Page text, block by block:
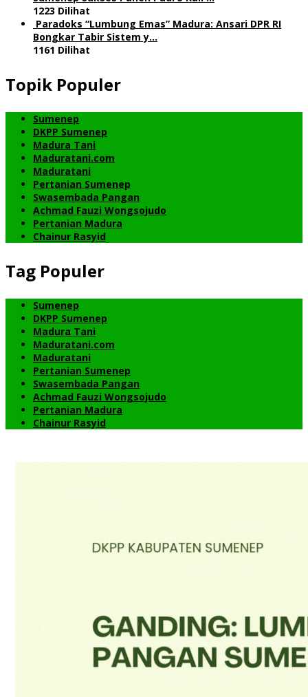
1223 Dilihat
Paradoks “Lumbung Emas” Madura: Ansari DPR RI
Bongkar Tabir Sistem y…
1161 Dilihat
Topik Populer
Sumenep
DKPP Sumenep
Madura Tani
Maduratani.com
Maduratani
Pertanian Sumenep
Swasembada Pangan
Achmad Fauzi Wongsojudo
Pertanian Madura
Chainur Rasyid
Tag Populer
Sumenep
DKPP Sumenep
Madura Tani
Maduratani.com
Maduratani
Pertanian Sumenep
Swasembada Pangan
Achmad Fauzi Wongsojudo
Pertanian Madura
Chainur Rasyid